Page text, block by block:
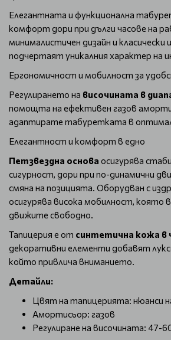
Елегантната и функционална
комфорт дори при дълги часове на
минималистичен дизайн и
подчертаят уникалния характер на
Ергономичност и мобилност за
Регулирането на височината в
помощта на ефективен газов
адаптирате табуретката в
Елегантност и комфорт в едно
Петзвездна основа осигурява
сигурност, дори при по-динамични
смяна на позицията. Оборудван с
осигурява висока мобилност, която
движите свободно.
Тапицерия е от синтетична кожа в
декоративни елементи добавят
който привлича вниманието.
Детайли:
Цвят на тапицерията: нюанси
Амортисьор: газов
Регулиране на височината: 47-